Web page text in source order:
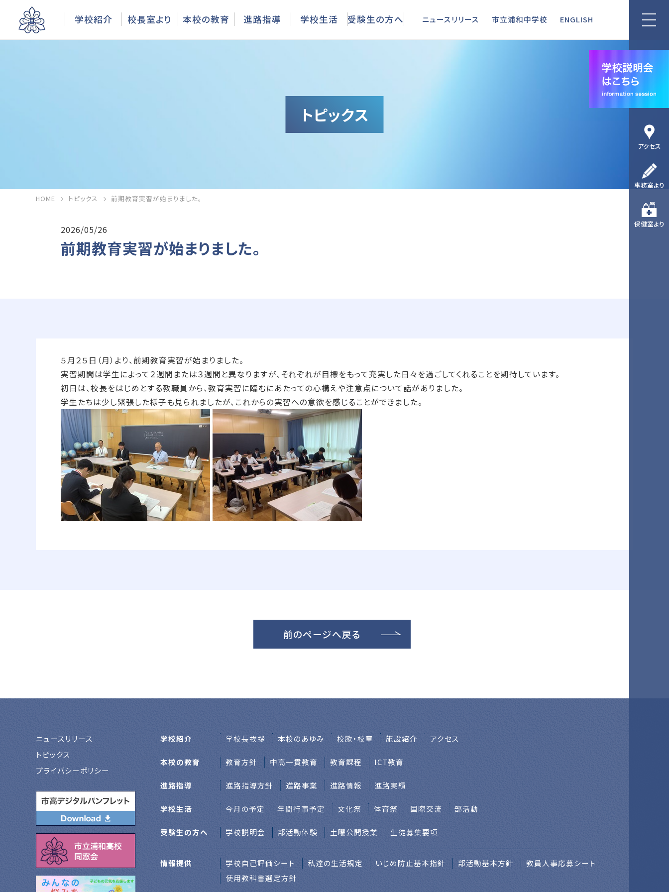
ニュースリリース 市立浦和中学校 ENGLISH
トピックス
HOME トピックス 前期教育実習が始まりました。
2026/05/26
前期教育実習が始まりました。
５月２５日（月）より、前期教育実習が始まりました。
実習期間は学生によって２週間または３週間と異なりますが、それぞれが目標をもって充実した日々を過ごしてくれることを期待しています。
初日は、校長をはじめとする教職員から、教育実習に臨むにあたっての心構えや注意点について話がありました。
学生たちは少し緊張した様子も見られましたが、これからの実習への意欲を感じることができました。
前のページへ戻る
学校紹介 校長室より 本校の教育 進路指導 学校生活 受験生の方へ ニュースリリース 市立浦和中学校 ENGLISH
アクセス
事務室より
保健室より
ニュースリリース
トピックス
プライバシーポリシー
学校紹介 学校⻑挨拶 本校のあゆみ 校歌・校章 施設紹介 アクセス
本校の教育 教育方針 中高一貫教育 教育課程 ICT教育
進路指導 進路指導方針 進路事業 進路情報 進路実績
学校生活 今月の予定 年間行事予定 文化祭 体育祭 国際交流 部活動
受験生の方へ 学校説明会 部活動体験 土曜公開授業 生徒募集要項
情報提供 学校自己評価シート 私達の生活規定 いじめ防止基本指針 部活動基本方針
教員人事応募シート
使用教科書選定方針